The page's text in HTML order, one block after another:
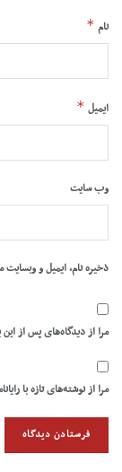
نام *
ایمیل *
وب‌ سایت
ذخیره نام، ایمیل و
مرا از دیدگاه‌های پس از این
مرا از نوشته‌های تازه با